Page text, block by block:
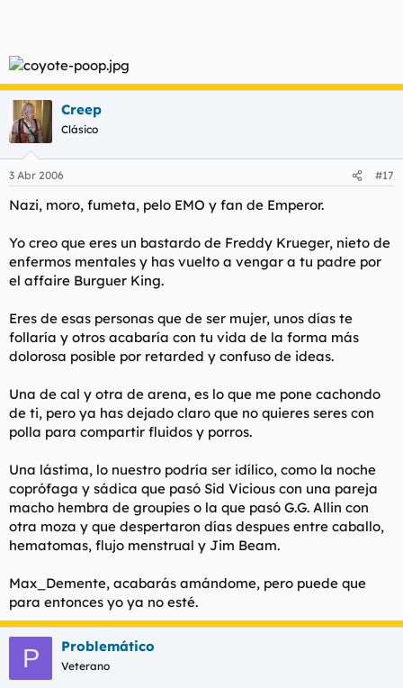
Creep
Clásico
3 Abr 2006 #17
Nazi, moro, fumeta, pelo EMO y fan de Emperor.
Yo creo que eres un bastardo de Freddy Krueger, nieto de
enfermos mentales y has vuelto a vengar a tu padre por
el affaire Burguer King.
Eres de esas personas que de ser mujer, unos días te
follaría y otros acabaría con tu vida de la forma más
dolorosa posible por retarded y confuso de ideas.
Una de cal y otra de arena, es lo que me pone cachondo
de ti, pero ya has dejado claro que no quieres seres con
polla para compartir fluidos y porros.
Una lástima, lo nuestro podría ser idílico, como la noche
coprófaga y sádica que pasó Sid Vicious con una pareja
macho hembra de groupies o la que pasó G.G. Allin con
otra moza y que despertaron días despues entre caballo,
hematomas, flujo menstrual y Jim Beam.
Max_Demente, acabarás amándome, pero puede que
para entonces yo ya no esté.
P Problemático
Veterano